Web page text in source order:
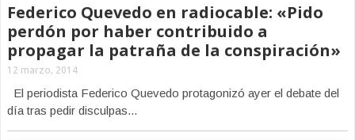
Federico Quevedo en radiocable: «Pido
perdón por haber contribuido a
propagar la patraña de la conspiración»
12 marzo, 2014
El periodista Federico Quevedo protagonizó ayer el debate del
día tras pedir disculpas...